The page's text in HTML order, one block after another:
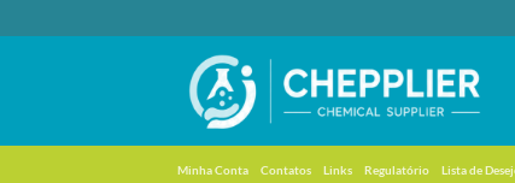
to
Minha Conta Contatos Links Regulatório Lista de